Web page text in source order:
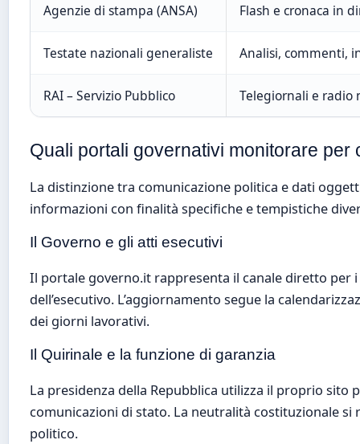
Agenzie di stampa (ANSA) Flash e cronaca in
Testate nazionali generaliste Analisi, commenti,
RAI – Servizio Pubblico Telegiornali e radio
Quali portali governativi monitorare per
La distinzione tra comunicazione politica e dati
informazioni con finalità specifiche e tempistiche
Il Governo e gli atti esecutivi
Il portale governo.it rappresenta il canale diretto per
dell’esecutivo. L’aggiornamento segue la
dei giorni lavorativi.
Il Quirinale e la funzione di garanzia
La presidenza della Repubblica utilizza il proprio
comunicazioni di stato. La neutralità costituzionale
politico.